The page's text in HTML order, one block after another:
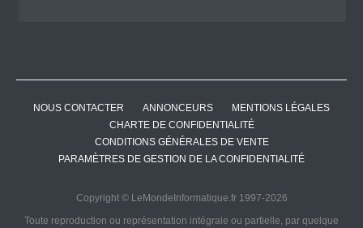
NOUS CONTACTER ANNONCEURS
MENTIONS LÉGALES
CHARTE DE CONFIDENTIALITÉ
CONDITIONS GÉNÉRALES DE VENTE
PARAMÈTRES DE GESTION DE LA CONFIDENTIALITÉ
Copyright © LeMondeInformatique.fr 1997-2026
Toute reproduction ou représentation intégrale ou partielle, par quelque